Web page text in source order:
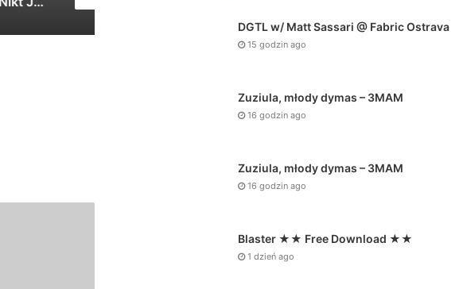
DGTL w/ Matt Sassari @ Fabric Ostrava
15 godzin ago
Zuziula, młody dymas – 3MAM
16 godzin ago
Zuziula, młody dymas – 3MAM
16 godzin ago
Blaster ★★ Free Download ★★
1 dzień ago